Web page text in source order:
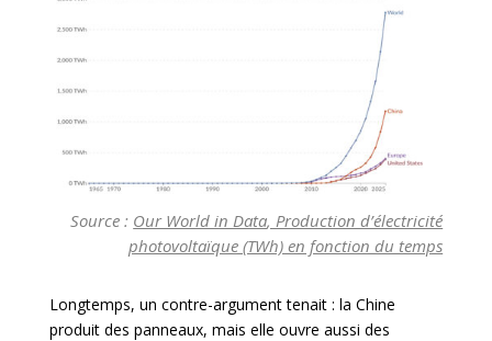
Source : Our World in Data, Production d’électricité
photovoltaïque (TWh) en fonction du temps
Longtemps, un contre-argument tenait : la Chine
produit des panneaux, mais elle ouvre aussi des